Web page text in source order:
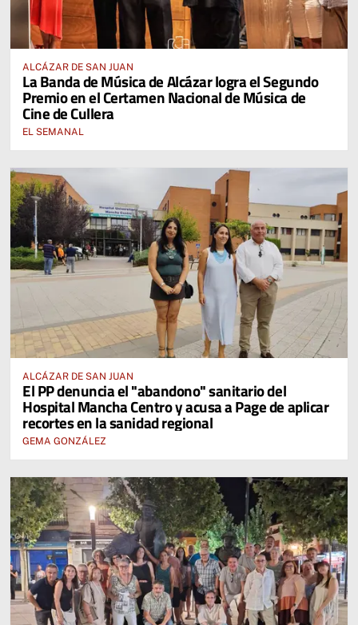
ALCÁZAR DE SAN JUAN
La Banda de Música de Alcázar logra el Segundo
Premio en el Certamen Nacional de Música de
Cine de Cullera
EL SEMANAL
ALCÁZAR DE SAN JUAN
El PP denuncia el "abandono" sanitario del
Hospital Mancha Centro y acusa a Page de aplicar
recortes en la sanidad regional
GEMA GONZÁLEZ